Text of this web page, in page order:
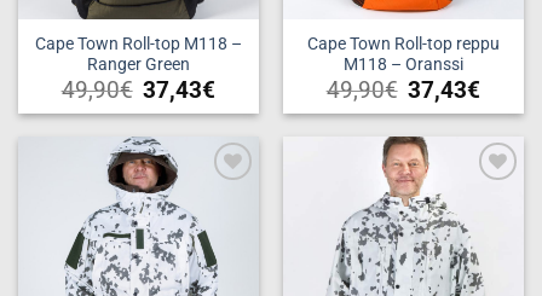
Cape Town Roll-top M118 –
Ranger Green
49,90€ 37,43€
Cape Town Roll-top reppu
M118 – Oranssi
49,90€ 37,43€